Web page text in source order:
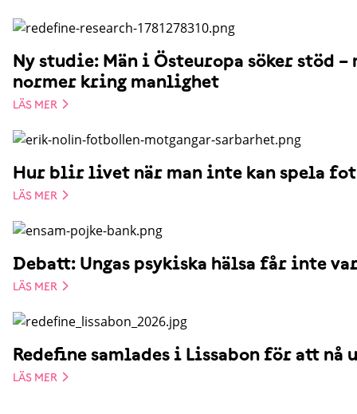
Ny studie: Män i Östeuropa söker stöd –
normer kring manlighet
LÄS MER
Hur blir livet när man inte kan spela
LÄS MER
Debatt: Ungas psykiska hälsa får inte
LÄS MER
Redefine samlades i Lissabon för att
LÄS MER